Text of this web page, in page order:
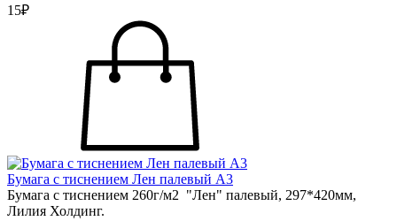
15₽
Бумага с тиснением Лен палевый А3
Бумага с тиснением 260г/м2 "Лен" палевый, 297*420мм,
Лилия Холдинг.